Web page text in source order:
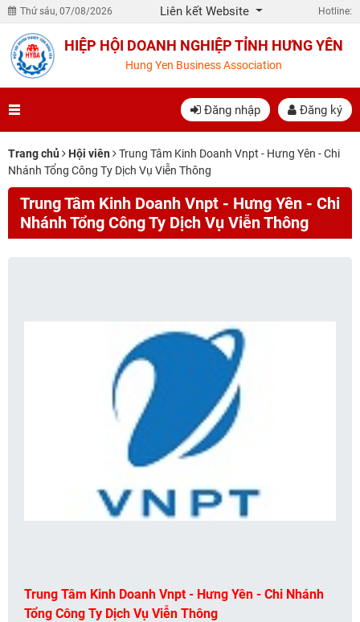
Thứ sáu, 07/08/2026 Liên kết Website Hotline:
HIỆP HỘI DOANH NGHIỆP TỈNH HƯNG YÊN
Hung Yen Business Association
Đăng nhập Đăng ký
Trang chủ Hội viên
Trung Tâm Kinh Doanh Vnpt - Hưng Yên - Chi
Nhánh Tổng Công Ty Dịch Vụ Viễn Thông
Trung Tâm Kinh Doanh Vnpt - Hưng Yên - Chi
Nhánh Tổng Công Ty Dịch Vụ Viễn Thông
Trung Tâm Kinh Doanh Vnpt - Hưng Yên - Chi Nhánh
Tổng Công Ty Dịch Vụ Viễn Thông